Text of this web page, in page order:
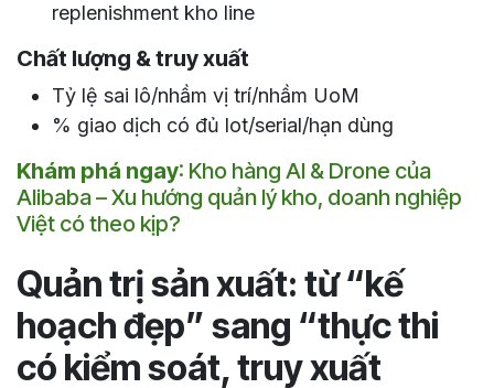
replenishment kho line
Chất lượng & truy xuất
Tỷ lệ sai lô/nhầm vị trí/nhầm UoM
% giao dịch có đủ lot/serial/hạn dùng
Khám phá ngay: Kho hàng AI & Drone của
Alibaba – Xu hướng quản lý kho, doanh nghiệp
Việt có theo kịp?
Quản trị sản xuất: từ “kế
hoạch đẹp” sang “thực thi
có kiểm soát, truy xuất